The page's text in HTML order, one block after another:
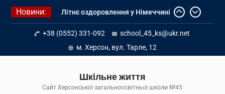
Перейти
Новини:
Літнє оздоровлення у Німеччині
Діалог з бізнесом
Інформація про вступ молоді з
тимчасово окупованих територій
до українських закладів освіти
+38 (0552) 331-092
school_45_ks@ukr.net
м. Херсон, вул. Тарле, 12
Шкільне життя
Сайт Херсонської загальноосвітньої школи №45